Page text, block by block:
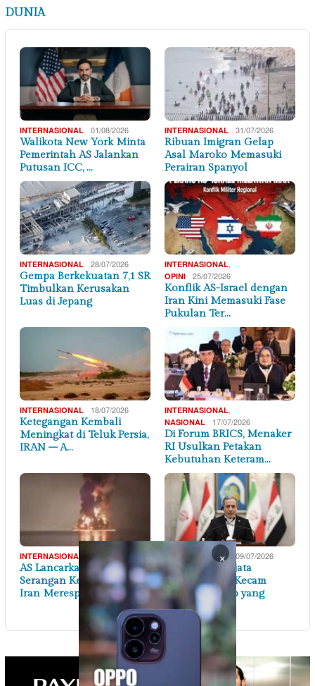
DUNIA
INTERNASIONAL 01/08/2026
Walikota New York Minta
Pemerintah AS Jalankan
Putusan ICC, …
INTERNASIONAL 31/07/2026
Ribuan Imigran Gelap
Asal Maroko Memasuki
Perairan Spanyol
INTERNASIONAL 28/07/2026
Gempa Berkekuatan 7,1 SR
Timbulkan Kerusakan
Luas di Jepang
INTERNASIONAL
OPINI 25/07/2026
Konflik AS-Israel dengan
Iran Kini Memasuki Fase
Pukulan Ter…
INTERNASIONAL 18/07/2026
Ketegangan Kembali
Meningkat di Teluk Persia,
IRAN – A…
INTERNASIONAL,
NASIONAL 17/07/2026
Di Forum BRICS, Menaker
RI Usulkan Petakan
Kebutuhan Keteram…
INTERNASIONAL 13/07/2026
AS Lancarkan Gelombang
Serangan Keempat atas
Iran Merespon K…
INTERNASIONAL 09/07/2026
Gencaran Senjata
Berakhir: Iran Kecam
Ucapan Trump yang
Sebu…
×